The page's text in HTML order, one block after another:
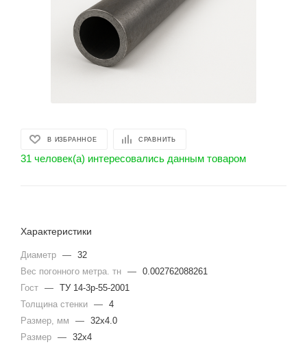
В ИЗБРАННОЕ СРАВНИТЬ
31 человек(а) интересовались данным товаром
Характеристики
Диаметр — 32
Вес погонного метра. тн — 0.002762088261
Гост — ТУ 14-3р-55-2001
Толщина стенки — 4
Размер, мм
— 32х4.0
Размер — 32х4